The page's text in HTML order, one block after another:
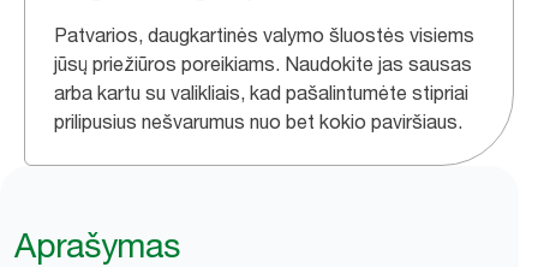
Patvarios, daugkartinės valymo šluostės visiems
jūsų priežiūros poreikiams. Naudokite jas sausas
arba kartu su valikliais, kad pašalintumėte stipriai
prilipusius nešvarumus nuo bet kokio paviršiaus.
Aprašymas